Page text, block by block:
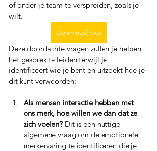
of onder je team te verspreiden, zoals je
wilt.
Download hier
Deze doordachte vragen zullen je helpen
het gesprek te leiden terwijl je
identificeert wie je bent en uitzoekt hoe je
dit kunt verwoorden:
Als mensen interactie hebben met
ons merk, hoe willen we dan dat ze
zich voelen? Dit is een nuttige
algemene vraag om de emotionele
merkervaring te identificeren die je